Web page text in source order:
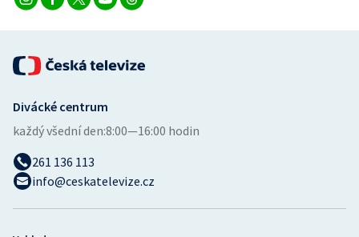
Divácké centrum
každý všední den:8:00—16:00 hodin
261 136 113
info@ceskatelevize.cz